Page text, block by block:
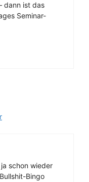
dann ist das
Seminar-
schon wieder
Bingo